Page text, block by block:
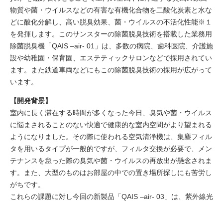
物質や菌・ウイルスなどの有害な有機化合物を二酸化炭素と水な
どに酸化分解し、高い脱臭効果、菌・ウイルスの不活化性能※１
を発揮します。このサンスターの除菌脱臭技術を搭載した業務用
除菌脱臭機「QAIS –air- 01」は、多数の病院、歯科医院、介護施
設や幼稚園・保育園、エステティックサロンなどで採用されてい
ます。また鉄道車両などにもこの除菌脱臭技術の採用が広がって
います。
【開発背景】
室内に長く滞在する時間が多くなった今日、臭気や菌・ウイルス
に悩まされることのない快適で健康的な室内空間がより望まれる
ようになりました。その際に使われる空気清浄機は、集塵フィル
タを用いるタイプが一般的ですが、フィルタ交換が必要で、メン
テナンスを怠った際の臭気や菌・ウイルスの再放出が懸念されま
す。また、大型のものはお部屋の中での置き場所探しにも苦労し
がちです。
これらの課題に対し今回の新製品「QAIS –air- 03」は、紫外線光